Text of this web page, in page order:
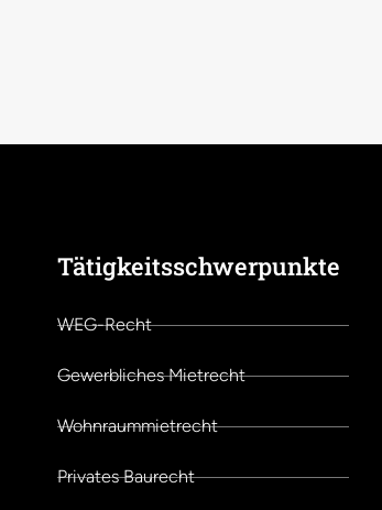
Tätigkeitsschwerpunkte
WEG-Recht
Gewerbliches Mietrecht
Wohnraummietrecht
Privates Baurecht